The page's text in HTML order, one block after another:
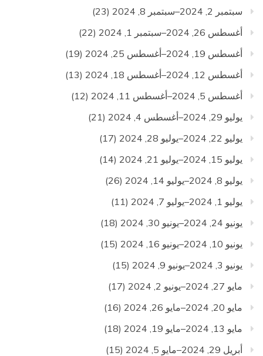
سبتمبر 2, 2024–سبتمبر 8, 2024
(23)
أغسطس 26, 2024–سبتمبر 1, 2024
(22)
أغسطس 19, 2024–أغسطس 25, 2024
(19)
أغسطس 12, 2024–أغسطس 18, 2024
(13)
أغسطس 5, 2024–أغسطس 11, 2024
(12)
يوليو 29, 2024–أغسطس 4, 2024
(21)
يوليو 22, 2024–يوليو 28, 2024
(17)
يوليو 15, 2024–يوليو 21, 2024
(14)
يوليو 8, 2024–يوليو 14, 2024
(26)
يوليو 1, 2024–يوليو 7, 2024
(11)
يونيو 24, 2024–يونيو 30, 2024
(18)
يونيو 10, 2024–يونيو 16, 2024
(15)
يونيو 3, 2024–يونيو 9, 2024
(15)
مايو 27, 2024–يونيو 2, 2024
(17)
مايو 20, 2024–مايو 26, 2024
(16)
مايو 13, 2024–مايو 19, 2024
(18)
أبريل 29, 2024–مايو 5, 2024
(15)